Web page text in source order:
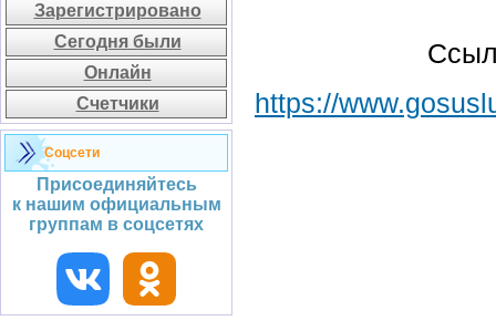
Зарегистрировано
Сегодня были
Онлайн
Счетчики
Соцсети
Присоединяйтесь
к нашим официальным
группам в соцсетях
https://